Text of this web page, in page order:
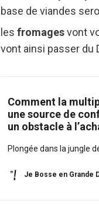
base de viandes
les fromagesvont
vont ainsi passer du
Comment la
une source de
un obstacle à
Plongée dans la jungle
Je Bosse en Grande